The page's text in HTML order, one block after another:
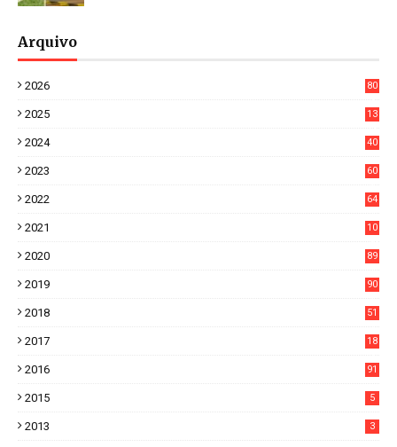
Arquivo
2026
80
2025
13
2024
40
2023
60
2022
64
2021
10
2020
89
2019
90
2018
51
2017
18
2016 91
2015 5
2013 3